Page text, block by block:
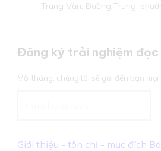
Trung Văn, Đường Trung,
Đăng ký trải nghiệm đọc
Mỗi tháng, chúng tôi sẽ gửi đến bạn
Giới thiệu - tôn chỉ - mục đích